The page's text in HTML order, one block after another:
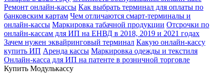
Ремонт онлайн-кассы Как выбрать терминал для оплаты по
банковским картам Чем отличаются смарт-терминалы и
онлайн-кассы Маркировка табачной продукции Отсрочки по
онлайн-кассам для ИП на ЕНВД в 2018, 2019 и 2021 годах
Зачем нужен эквайринговый терминал Какую онлайн-кассу
купить ИП Аренда кассы Маркировка одежды и текстиля
Онлайн-касса для ИП на патенте в розничной торговле
Купить Модулькассу